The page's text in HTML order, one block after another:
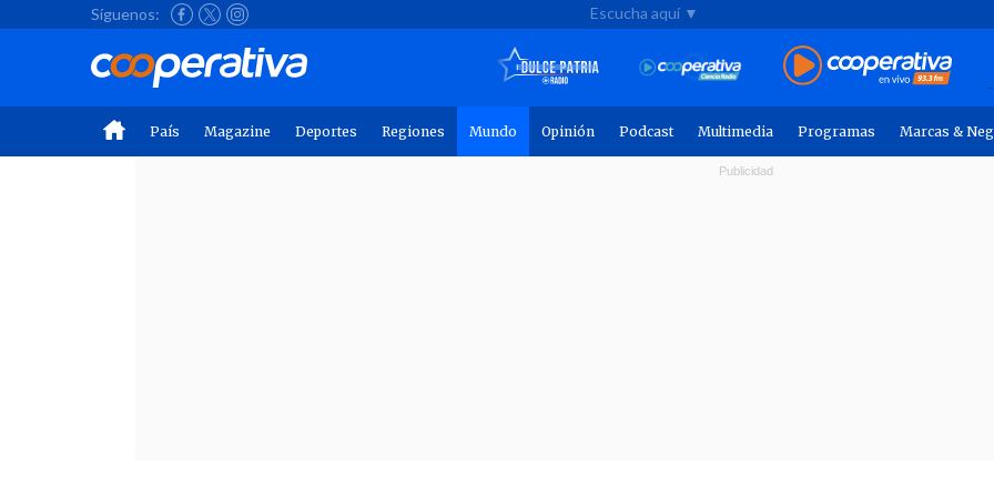
Síguenos: Escucha aquí ▼
País Magazine Deportes Regiones Mundo Opinión Podcast Multimedia Programas Marcas &